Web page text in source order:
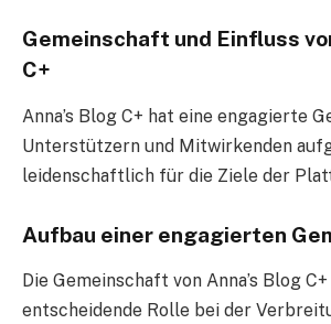
Gemeinschaft und Einfluss
C+
Anna’s Blog C+ hat eine engagierte
Unterstützern und Mitwirkenden
leidenschaftlich für die Ziele der
Aufbau einer engagierten
Die Gemeinschaft von Anna’s Blog
entscheidende Rolle bei der